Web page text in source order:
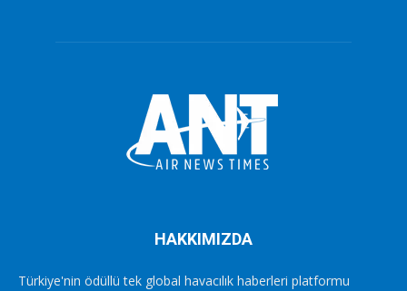
HAKKIMIZDA
Türkiye'nin ödüllü tek global havacılık haberleri platformu